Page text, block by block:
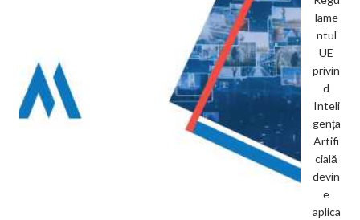
lame
ntul
UE
privin
d
Inteli
gența
Artifi
cială
devin
e
aplica